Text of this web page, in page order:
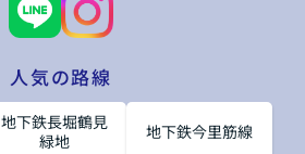
人気の路線
地下鉄長堀鶴見
緑地
地下鉄今里筋線